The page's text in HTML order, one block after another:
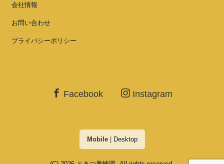
会社情報
お問い合わせ
プライバシーポリシー
Facebook Instagram
Mobile| Desktop